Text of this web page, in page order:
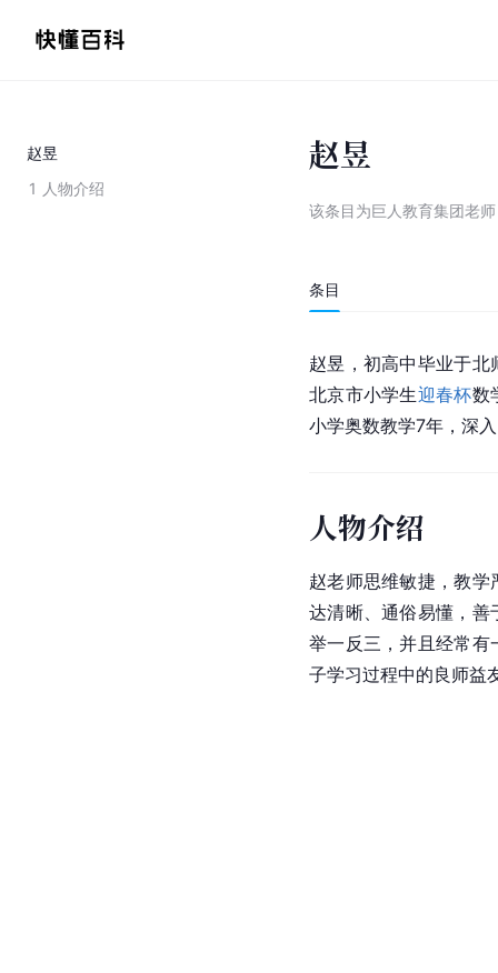
赵昱
1 人物介绍
赵昱
该条目为巨人教育集团老师
条目
赵昱，初高中毕业于北
北京市小学生迎春杯数
小学奥数教学7年，深
人物介绍
赵老师思维敏捷，教
达清晰、通俗易懂，善
举一反三，并且经常有
子学习过程中的良师益